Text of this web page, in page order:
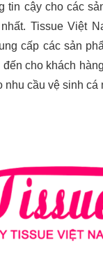
tin cậy cho các
Tissue Việt
cấp các sản
đến cho khách
nhu cầu vệ sinh cá